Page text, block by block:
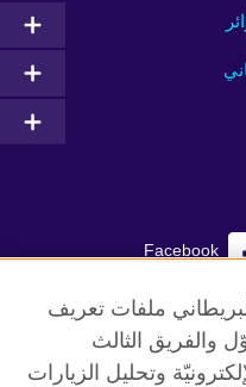
Facebook
TikTok
Youtube
ملفات تعريف
والفريق الثالث
وتحليل الزيارات